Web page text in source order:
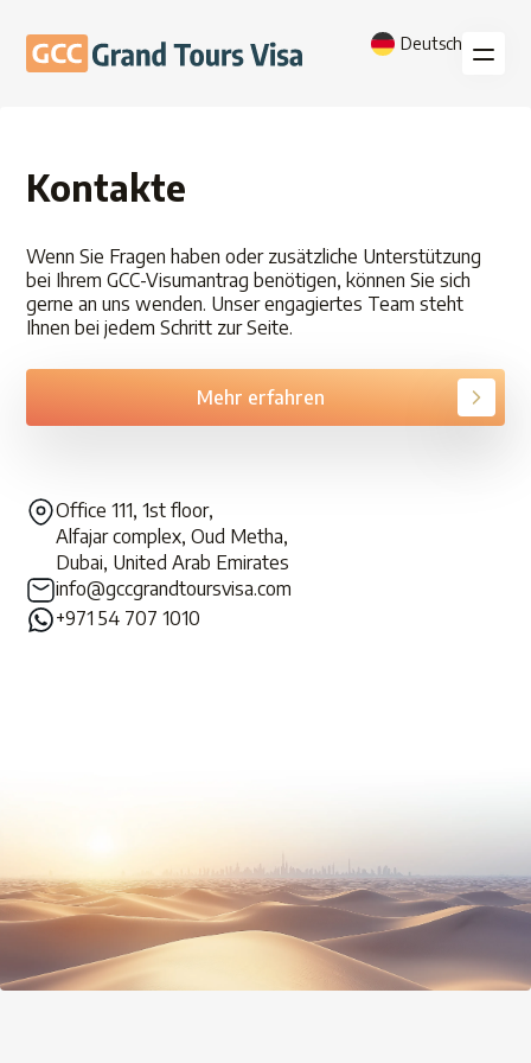
Deutsch
Kontakte
Wenn Sie Fragen haben oder zusätzliche Unterstützung
bei Ihrem GCC-Visumantrag benötigen, können Sie sich
gerne an uns wenden. Unser engagiertes Team steht
Ihnen bei jedem Schritt zur Seite.
Mehr erfahren
Office 111, 1st floor,
Alfajar complex, Oud Metha,
Dubai, United Arab Emirates
info@gccgrandtoursvisa.com
+971 54 707 1010